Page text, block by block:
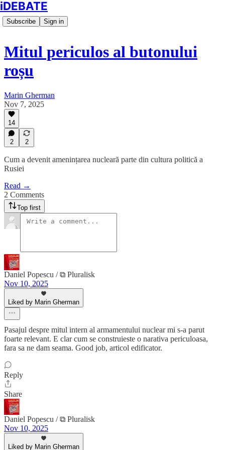
iDEBATE
Subscribe Sign in
Mitul periculos al butonului
roșu
Marin Gherman
Nov 7, 2025
14
2 2
Cum a devenit amenințarea nucleară parte din cultura politică a
Rusiei
Read →
2 Comments
Top first
Daniel Popescu / ⧉ Pluralisk
Nov 10, 2025
Liked by Marin Gherman
Pasajul despre mitul intern al armamentului nuclear mi s-a parut
foarte relevant. E clar cum se construieste o narativa periculoasa,
fara sa ne dam seama. Good job, articol edificator.
Reply
Share
Daniel Popescu / ⧉ Pluralisk
Nov 10, 2025
Liked by Marin Gherman